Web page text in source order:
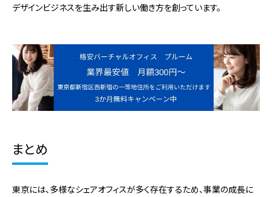
デザインビジネスを生み出す新しい働き方を創っています。
まとめ
東京には、多様なシェアオフィスが多く存在するため、事業の成長に